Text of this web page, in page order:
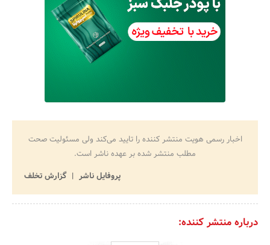
اخبار رسمی هویت منتشر کننده را تایید می‌کند ولی مسئولیت صحت
مطلب منتشر شده بر عهده ناشر است.
پروفایل ناشر
گزارش تخلف
درباره منتشر کننده: